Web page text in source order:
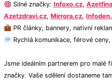
Silné značky: Infoxo.cz,
Azetzdravi.cz, Mirrora.cz,
PR články, bannery, nativní
Rychlá komunikace, férové
Jsme ideálním partnerem pro malé
značky. Vaše sdělení dostaneme